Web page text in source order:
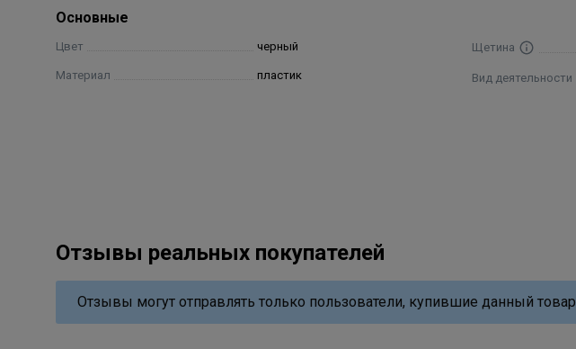
Основные
Цвет черный
Материал пластик
Щетина
Вид деятельности
Отзывы реальных покупателей
Отзывы могут отправлять только пользователи, купившие данный товар